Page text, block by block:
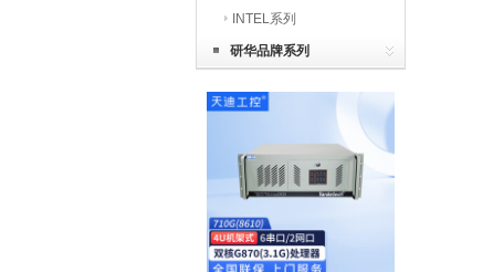
INTEL系列
研华品牌系列